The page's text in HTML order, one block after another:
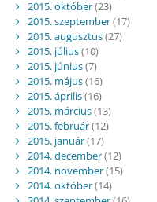
2015. október(23)
2015. szeptember(17)
2015. augusztus(27)
2015. július(10)
2015. június(7)
2015. május(16)
2015. április(16)
2015. március(13)
2015. február(12)
2015. január(17)
2014. december(12)
2014. november(15)
2014. október(14)